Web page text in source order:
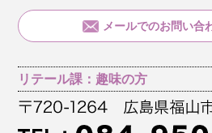
メールでのお問い合
リテール課：趣味の方